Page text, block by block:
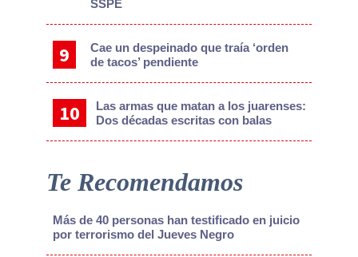
SSPE
Cae un despeinado que traía ‘orden
de tacos’ pendiente
Las armas que matan a los juarenses:
Dos décadas escritas con balas
Te Recomendamos
Más de 40 personas han testificado en juicio
por terrorismo del Jueves Negro